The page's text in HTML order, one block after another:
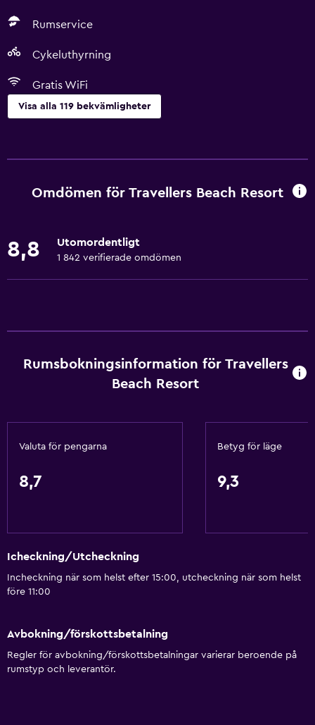
Rumservice
Cykeluthyrning
Gratis WiFi
Visa alla 119 bekvämligheter
Presentbutik
Spelrum
Kvällsunderhållning
Vattenland
Wifi tillgängligt i alla områden
Internet
Fläkt
Omdömen för Travellers Beach Resort
8,8 Utomordentligt
1 842 verifierade omdömen
Rumsbokningsinformation för Travellers
Beach Resort
Valuta för pengarna
8,7
Betyg för läge
9,3
Icheckning/Utcheckning
Incheckning när som helst efter 15:00, utcheckning när som helst
före 11:00
Avbokning/förskottsbetalning
Regler för avbokning/förskottsbetalningar varierar beroende på
rumstyp och leverantör.